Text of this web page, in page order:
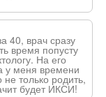
40, врач сразу
время попусту
На его
у меня времени
только родить,
будет ИКСИ!